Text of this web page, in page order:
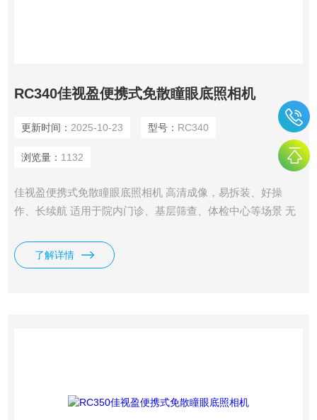
RC340佳视盈便携式免散瞳眼底照相机
更新时间： 2025-10-23 型号： RC340
浏览量： 1132
佳视盈便携式免散瞳眼底照相机 高清成像，易拆装、好操
作、长续航 适用于院内门诊、基层筛查、体检中心等场景 无
了解详情